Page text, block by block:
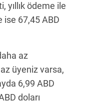
yıllık ödeme ile
ise 67,45 ABD
az
üyeniz varsa,
6,99 ABD
doları